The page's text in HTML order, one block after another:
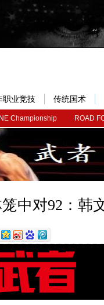
Championship ROAD
职业竞技 传统国术
中对92：韩